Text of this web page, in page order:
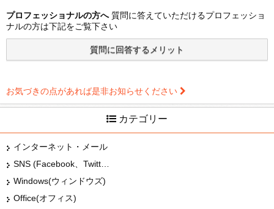
プロフェッショナルの方へ質問に答えていただけるプロフェッショ
ナルの方は下記をご覧下さい
お気づきの点があれば是非お知らせください
カテゴリー
インターネット・メール
Windows(ウィンドウズ)
Office(オフィス)